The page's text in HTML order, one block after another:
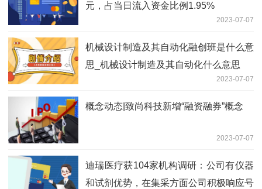
元，占当日流入资金比例1.95%
2023-07-07
机械设计制造及其自动化融创班是什么意
思_机械设计制造及其自动化什么意思
2023-07-07
概念动态|致尚科技新增“融资融券”概念
2023-07-07
迪瑞医疗获104家机构调研：公司有仪器
和试剂优势，在集采方面公司积极响应号